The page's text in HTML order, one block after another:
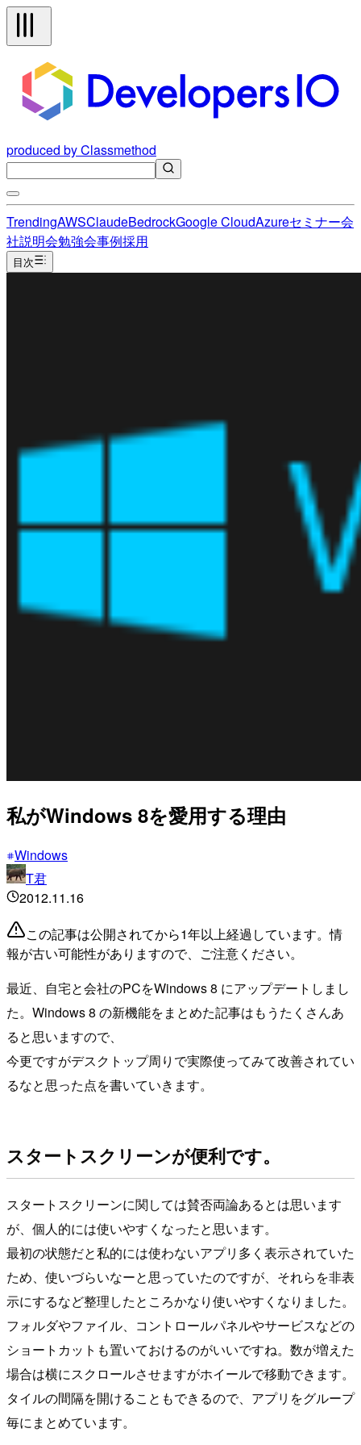
produced by Classmethod
TrendingAWSClaudeBedrockGoogle CloudAzureセミナー会
社説明会勉強会事例採用
目次
私がWindows 8を愛用する理由
Windows
T君
2012.11.16
この記事は公開されてから1年以上経過しています。情
報が古い可能性がありますので、ご注意ください。
最近、自宅と会社のPCをWindows 8 にアップデートしまし
た。Windows 8 の新機能をまとめた記事はもうたくさんあ
ると思いますので、
今更ですがデスクトップ周りで実際使ってみて改善されてい
るなと思った点を書いていきます。
スタートスクリーンが便利です。
スタートスクリーンに関しては賛否両論あるとは思います
が、個人的には使いやすくなったと思います。
最初の状態だと私的には使わないアプリ多く表示されていた
ため、使いづらいなーと思っていたのですが、それらを非表
示にするなど整理したところかなり使いやすくなりました。
フォルダやファイル、コントロールパネルやサービスなどの
ショートカットも置いておけるのがいいですね。数が増えた
場合は横にスクロールさせますがホイールで移動できます。
タイルの間隔を開けることもできるので、アプリをグループ
毎にまとめています。